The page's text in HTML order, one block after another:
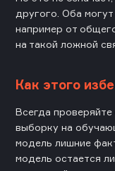
другого. Оба могут
например от
на такой ложной
Как этого
Всегда
выборку на
модель лишние
модель остается